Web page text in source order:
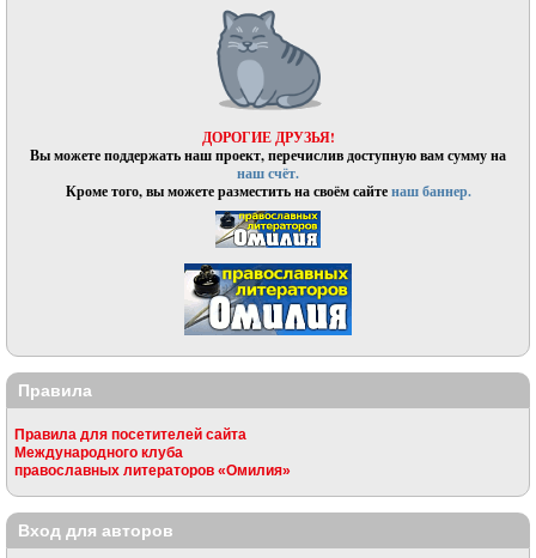
ДОРОГИЕ ДРУЗЬЯ!
Вы можете поддержать наш проект, перечислив доступную вам сумму на
наш счёт.
Кроме того, вы можете разместить на своём сайтенаш баннер.
Правила
Правила для посетителей сайта
Международного клуба
православных литераторов «Омилия»
Вход для авторов